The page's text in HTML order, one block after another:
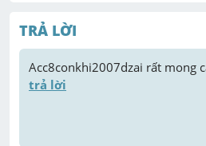
TRẢ LỜI
Acc8conkhi2007dzai rất mong
trả lời